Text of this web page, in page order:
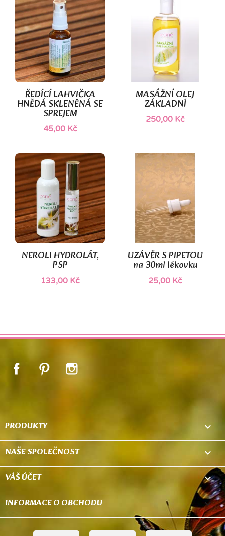
ŘEDÍCÍ LAHVIČKA
HNĚDÁ SKLENĚNÁ SE
SPREJEM
45,00 Kč
MASÁŽNÍ OLEJ
ZÁKLADNÍ
250,00 Kč
NEROLI HYDROLÁT,
PSP
133,00 Kč
UZÁVĚR S PIPETOU
na 30ml lékovku
25,00 Kč
FacebookPinterest
PRODUKTY 
NAŠE SPOLEČNOST 
VÁŠ ÚČET 
INFORMACE O OBCHODU keyboard_arrow_down